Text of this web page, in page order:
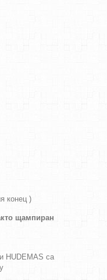
конец )
щампиран
HUDEMAS са